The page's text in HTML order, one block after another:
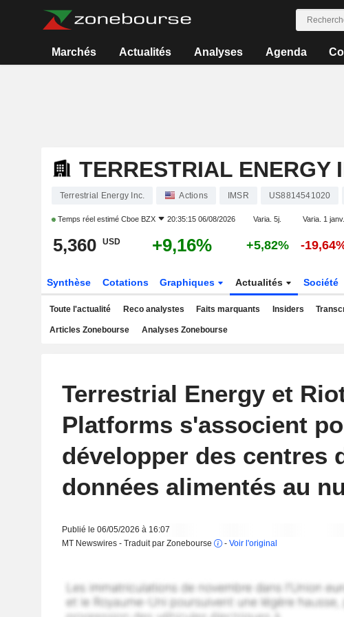
Marchés Actualités Analyses Agenda
TERRESTRIAL ENERGY
Terrestrial Energy Inc. Actions IMSR US8814541020
Temps réel estimé Cboe BZX 20:35:15 06/08/2026 Varia. 5j. Varia. 1 janv.
5,360 USD +9,16% +5,82% -
Synthèse Cotations Graphiques Actualités Société
Toute l'actualité Reco analystes Faits marquants Insiders
Articles Zonebourse Analyses Zonebourse
Terrestrial Energy et
Platforms s'associent
développer des centres
données alimentés au
Publié le 06/05/2026 à 16:07
MT Newswires - Traduit par Zonebourse
- Voir l'original